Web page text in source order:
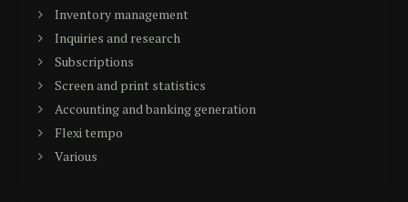
Inventory management
Inquiries and research
Subscriptions
Screen and print statistics
Accounting and banking generation
Flexi tempo
Various